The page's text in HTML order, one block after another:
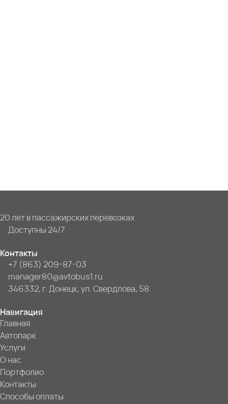
20 лет в пассажирских перевозках
Доступны 24/7
Контакты
+7 (863) 209-87-03
manager80@avtobus1.ru
346332, г. Донецк, ул. Свердлова, 58
Навигация
Главная
Автопарк
Услуги
О нас
Портфолио
Контакты
Способы оплаты